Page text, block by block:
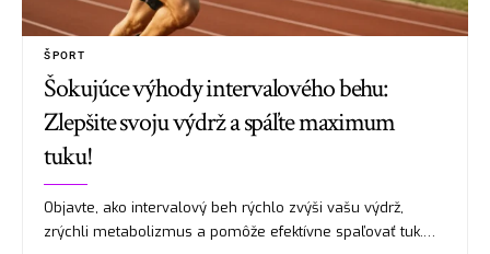
ŠPORT
Šokujúce výhody intervalového behu:
Zlepšite svoju výdrž a spáľte maximum
tuku!
Objavte, ako intervalový beh rýchlo zvýši vašu výdrž,
zrýchli metabolizmus a pomôže efektívne spaľovať tuk.…